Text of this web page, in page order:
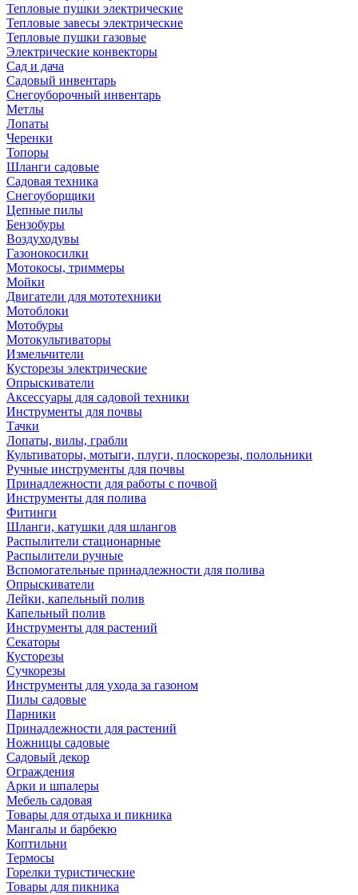
Тепловые пушки электрические
Тепловые завесы электрические
Тепловые пушки газовые
Электрические конвекторы
Сад и дача
Садовый инвентарь
Снегоуборочный инвентарь
Метлы
Лопаты
Черенки
Топоры
Шланги садовые
Садовая техника
Снегоуборщики
Цепные пилы
Бензобуры
Воздуходувы
Газонокосилки
Мотокосы, триммеры
Мойки
Двигатели для мототехники
Мотоблоки
Мотобуры
Мотокультиваторы
Измельчители
Кусторезы электрические
Опрыскиватели
Аксессуары для садовой техники
Инструменты для почвы
Тачки
Лопаты, вилы, грабли
Культиваторы, мотыги, плуги, плоскорезы, полольники
Ручные инструменты для почвы
Принадлежности для работы с почвой
Инструменты для полива
Фитинги
Шланги, катушки для шлангов
Распылители стационарные
Распылители ручные
Вспомогательные принадлежности для полива
Опрыскиватели
Лейки, капельный полив
Капельный полив
Инструменты для растений
Секаторы
Кусторезы
Сучкорезы
Инструменты для ухода за газоном
Пилы садовые
Парники
Принадлежности для растений
Ножницы садовые
Садовый декор
Ограждения
Арки и шпалеры
Мебель садовая
Товары для отдыха и пикника
Мангалы и барбекю
Коптильни
Термосы
Горелки туристические
Товары для пикника